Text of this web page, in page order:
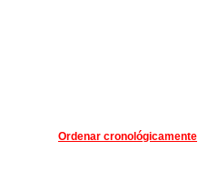
Ordenar cronológicamente